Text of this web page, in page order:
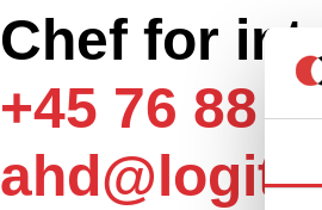
Chef for
+45 76 88